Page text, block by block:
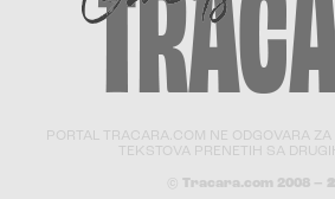
PORTAL TRACARA.COM NE ODGOVARA
TEKSTOVA PRENETIH SA
© Tracara.com 2008 –